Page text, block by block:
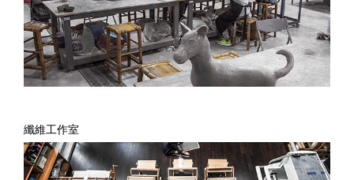
纖維工作室